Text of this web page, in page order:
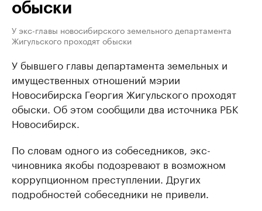
обыски
У экс-главы новосибирского земельного департамента
Жигульского проходят обыски
У бывшего главы департамента земельных и
имущественных отношений мэрии
Новосибирска Георгия Жигульского проходят
обыски. Об этом сообщили два источника РБК
Новосибирск.
По словам одного из собеседников, экс-
чиновника якобы подозревают в возможном
коррупционном преступлении. Других
подробностей собеседники не привели.